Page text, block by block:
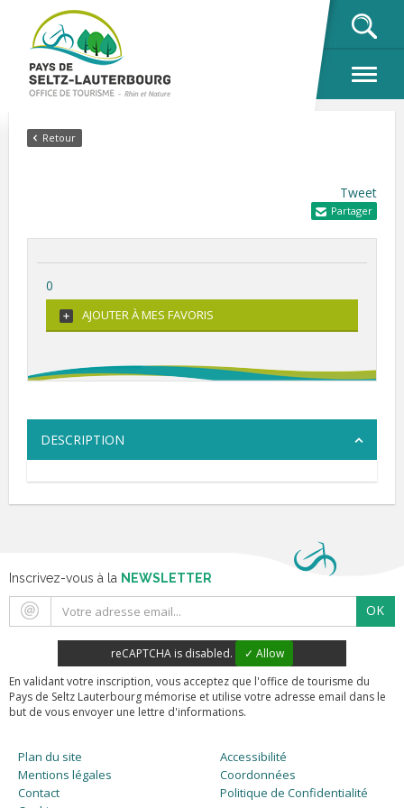
Retour
Tweet
Partager
0
AJOUTER À MES FAVORIS
DESCRIPTION
Inscrivez-vous à la NEWSLETTER
OK
reCAPTCHA is disabled.
✓ Allow
En validant votre inscription, vous acceptez que l'office de tourisme du
Pays de Seltz Lauterbourg mémorise et utilise votre adresse email dans le
but de vous envoyer une lettre d'informations.
Plan du site
Accessibilité
Mentions légales
Coordonnées
Contact
Politique de Confidentialité